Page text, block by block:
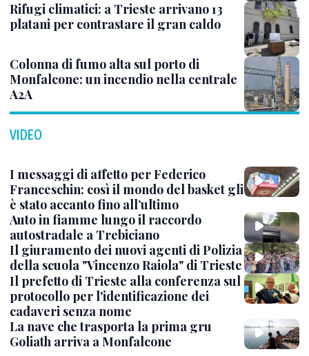
Rifugi climatici: a Trieste arrivano 13
platani per contrastare il gran caldo
Colonna di fumo alta sul porto di
Monfalcone: un incendio nella centrale
A2A
VIDEO
I messaggi di affetto per Federico
Franceschin: così il mondo del basket gli
è stato accanto fino all’ultimo
Auto in fiamme lungo il raccordo
autostradale a Trebiciano
Il giuramento dei nuovi agenti di Polizia
della scuola "Vincenzo Raiola" di Trieste
Il prefetto di Trieste alla conferenza sul
protocollo per l'identificazione dei
cadaveri senza nome
La nave che trasporta la prima gru
Goliath arriva a Monfalcone